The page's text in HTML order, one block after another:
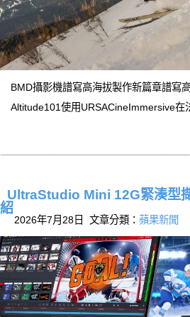
BMD攝影機譜寫高海拔製作新篇章譜寫
Altitude101使用URSACineImmersive在
UltraStudio Mini 12G緊湊型
紹
2026年7月28日 文章分類： 蘋果新聞